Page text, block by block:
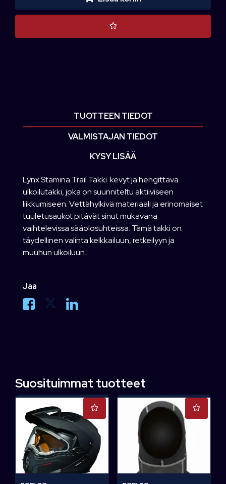
TUOTTEEN TIEDOT
VALMISTAJAN TIEDOT
KYSY LISÄÄ
Lynx Stamina Trail Takki  kevyt ja hengittävä
ulkoilutakki, joka on suunniteltu aktiiviseen
liikkumiseen. Vettähylkivä materiaali ja erinomaiset
tuuletusaukot pitävät sinut mukavana
vaihtelevissa sääolosuhteissa. Tämä takki on
täydellinen valinta kelkkailuun, retkeilyyn ja
muuhun ulkoiluun.
Jaa
Suosituimmat tuotteet